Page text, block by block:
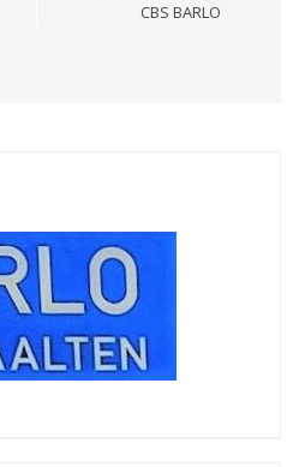
CBS BARLO